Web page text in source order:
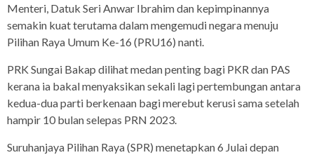
Menteri, Datuk Seri Anwar Ibrahim dan kepimpinannya
semakin kuat terutama dalam mengemudi negara menuju
Pilihan Raya Umum Ke-16 (PRU16) nanti.
PRK Sungai Bakap dilihat medan penting bagi PKR dan PAS
kerana ia bakal menyaksikan sekali lagi pertembungan antara
kedua-dua parti berkenaan bagi merebut kerusi sama setelah
hampir 10 bulan selepas PRN 2023.
Suruhanjaya Pilihan Raya (SPR) menetapkan 6 Julai depan